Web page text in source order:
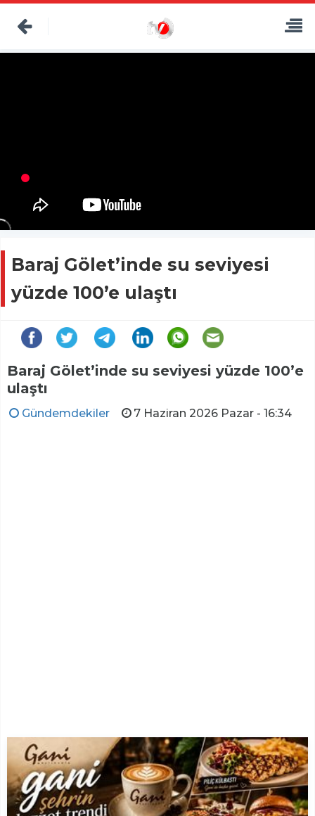
Baraj Gölet’inde su seviyesi
yüzde 100’e ulaştı
Baraj Gölet’inde su seviyesi yüzde 100’e
ulaştı
Gündemdekiler 7 Haziran 2026 Pazar - 16:34